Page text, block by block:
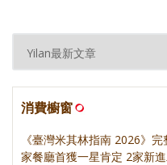
消費櫥窗
《臺灣米其林指南 2026》
家餐廳首獲一星肯定 2家新